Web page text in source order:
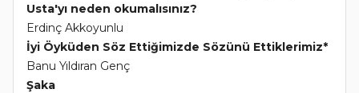
Usta'yı neden okumalısınız?
Erdinç Akkoyunlu
İyi Öyküden Söz Ettiğimizde Sözünü Ettiklerimiz*
Banu Yıldıran Genç
Şaka